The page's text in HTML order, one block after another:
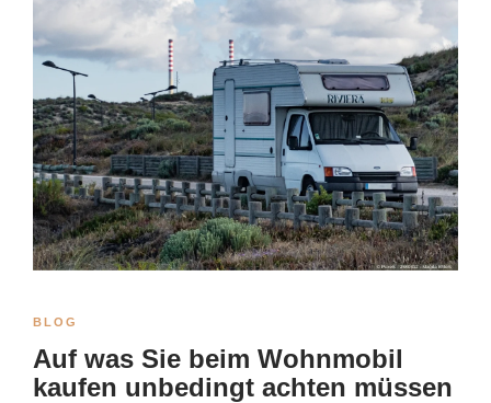
BLOG
Auf was Sie beim Wohnmobil
kaufen unbedingt achten müssen